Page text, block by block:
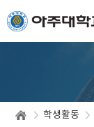
학생활동